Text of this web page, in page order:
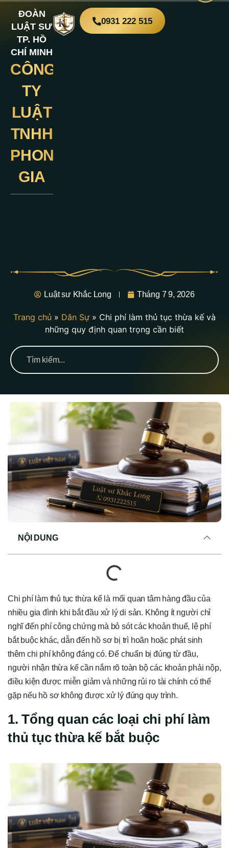
ĐOÀN
LUẬT SƯ
TP. HỒ
CHÍ MINH
CÔNG
TY
LUẬT
TNHH
PHONG
GIA
0931 222 515
Luật sư Khắc Long Tháng 7 9, 2026
Trang chủ » Dân Sự» Chi phí làm thủ tục thừa kế và
những quy định quan trọng cần biết
NỘI DUNG
Chi phí làm thủ tục thừa kế là mối quan tâm hàng đầu của
nhiều gia đình khi bắt đầu xử lý di sản. Không ít người chỉ
nghĩ đến phí công chứng mà bỏ sót các khoản thuế, lệ phí
bắt buộc khác, dẫn đến hồ sơ bị trì hoãn hoặc phát sinh
thêm chi phí không đáng có. Để chuẩn bị đúng từ đầu,
người nhận thừa kế cần nắm rõ toàn bộ các khoản phải nộp,
điều kiện được miễn giảm và những rủi ro tài chính có thể
gặp nếu hồ sơ không được xử lý đúng quy trình.
1. Tổng quan các loại chi phí làm
thủ tục thừa kế bắt buộc